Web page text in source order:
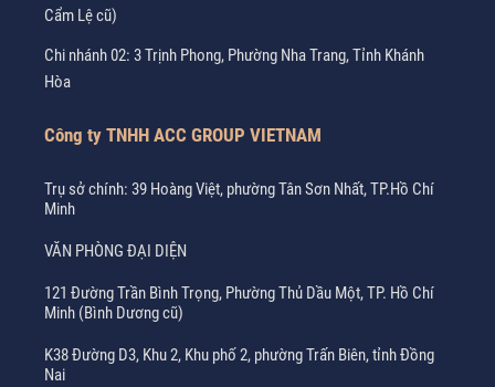
Cẩm Lệ cũ)
Chi nhánh 02: 3 Trịnh Phong, Phường Nha Trang, Tỉnh Khánh
Hòa
Công ty TNHH ACC GROUP VIETNAM
Trụ sở chính: 39 Hoàng Việt, phường Tân Sơn Nhất, TP.Hồ Chí
Minh
VĂN PHÒNG ĐẠI DIỆN
121 Đường Trần Bình Trọng, Phường Thủ Dầu Một, TP. Hồ Chí
Minh (Bình Dương cũ)
K38 Đường D3, Khu 2, Khu phố 2, phường Trấn Biên, tỉnh Đồng
Nai